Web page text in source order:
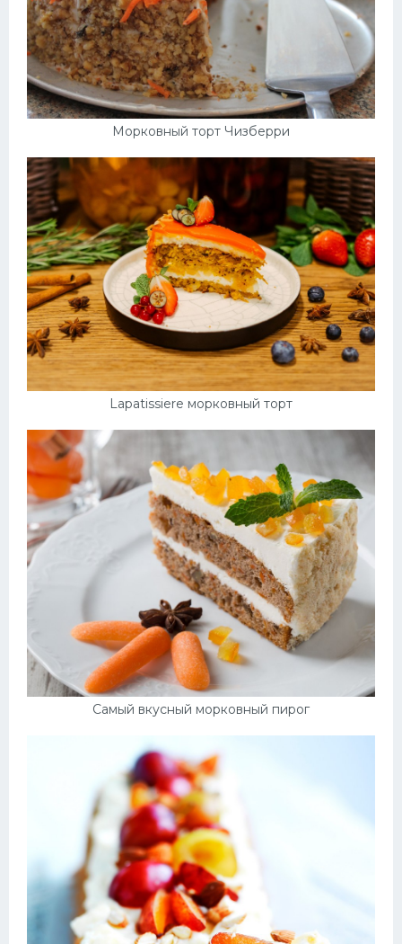
Морковный торт Чизберри
Lapatissiere морковный торт
Самый вкусный морковный пирог